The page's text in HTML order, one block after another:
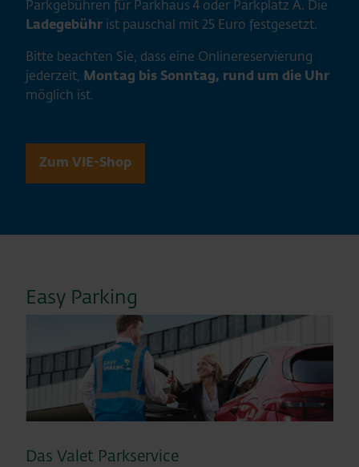
Parkgebühren für Parkhaus 4 oder Parkplatz A. Die
Ladegebühr ist pauschal mit 25 Euro festgesetzt.
Bitte beachten Sie, dass eine Onlinereservierung
jederzeit, Montag bis Sonntag, rund um die Uhr
möglich ist.
Zum VIE-Shop
Easy Parking
Das Valet Parkservice